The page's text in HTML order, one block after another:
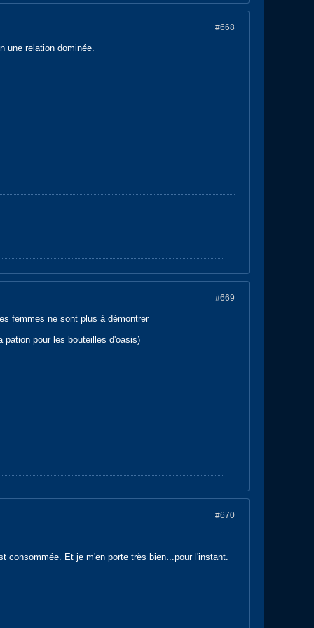
#668
une relation dominée.
#669
femmes ne sont plus à démontrer
pour les bouteilles d'oasis)
#670
consommée. Et je m'en porte très bien...pour l'instant.